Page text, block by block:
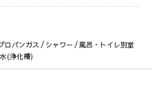
ロパンガス / シャワー / 風呂・トイレ別室
(浄化槽)